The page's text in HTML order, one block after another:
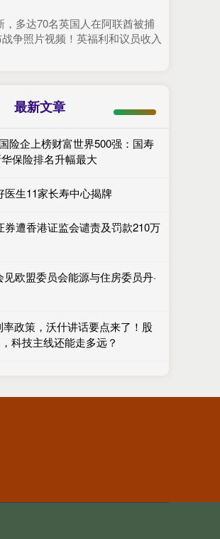
，多达70名英国人在阿联酋被捕
争照片视频！英福利和议员收入
最新文章
险企上榜财富世界500强：国寿
保险排名升幅最大
医生11家长寿中心揭牌
券遭香港证监会谴责及罚款210万
欧盟委员会能源与住房委员丹·
政策，沃什讲话要点来了！股
科技主线还能走多远？